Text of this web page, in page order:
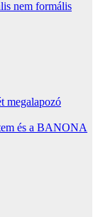
megalapozó
és a BANONA